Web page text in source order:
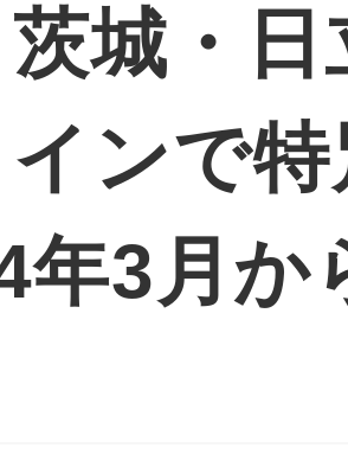
城・
インで
年3月か
地域に導入を
地域ごとの